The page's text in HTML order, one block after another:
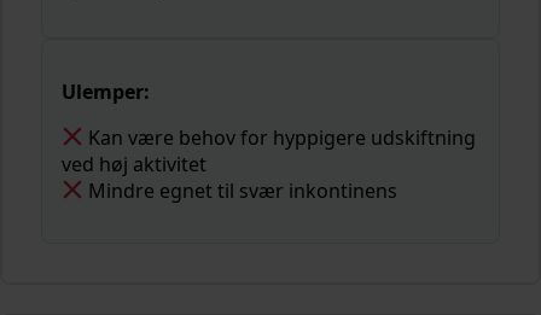
Ulemper:
Kan være behov for hyppigere udskiftning
ved høj aktivitet
Mindre egnet til svær inkontinens